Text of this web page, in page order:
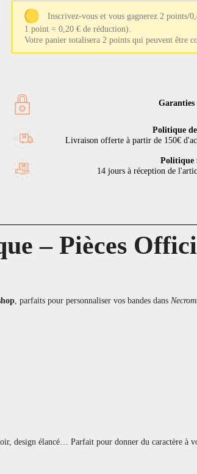
Inscrivez-vous et vous gagnerez 2 points/
1 point = 0,20 € de réduction).
Votre panier totalisera 2 points qui peuvent être
Garanties
Politique
Livraison offerte à partir de 150€
Politique
14 jours à réception de
– Pièces
, parfaits pour personnaliser vos bandes dans
design élancé… Parfait pour donner du caractère à